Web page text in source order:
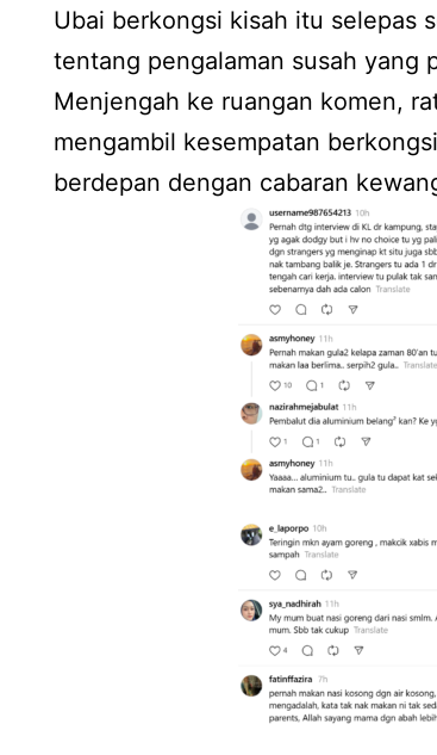
Ubai berkongsi kisah itu selepas
tentang pengalaman susah yang
Menjengah ke ruangan komen,
mengambil kesempatan
berdepan dengan cabaran